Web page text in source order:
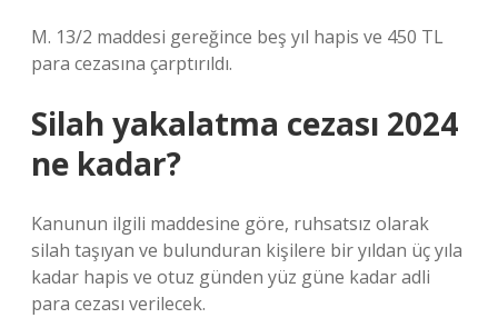
M. 13/2 maddesi gereğince beş yıl hapis ve 450 TL
para cezasına çarptırıldı.
Silah yakalatma cezası 2024
ne kadar?
Kanunun ilgili maddesine göre, ruhsatsız olarak
silah taşıyan ve bulunduran kişilere bir yıldan üç yıla
kadar hapis ve otuz günden yüz güne kadar adli
para cezası verilecek.